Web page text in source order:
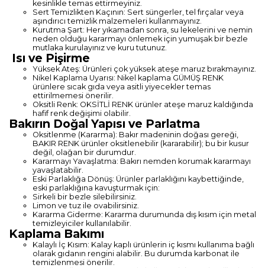
kesinlikle temas ettirmeyiniz.
Sert Temizlikten Kaçının: Sert süngerler, tel fırçalar veya
aşındırıcı temizlik malzemeleri kullanmayınız.
Kurutma Şart: Her yıkamadan sonra, su lekelerini ve nemin
neden olduğu kararmayı önlemek için yumuşak bir bezle
mutlaka kurulayınız ve kuru tutunuz.
Isı ve Pişirme
Yüksek Ateş: Ürünleri çok yüksek ateşe maruz bırakmayınız.
Nikel Kaplama Uyarısı: Nikel kaplama GÜMÜŞ RENK
ürünlere sıcak gıda veya asitli yiyecekler temas
ettirilmemesi önerilir.
Oksitli Renk: OKSİTLİ RENK ürünler ateşe maruz kaldığında
hafif renk değişimi olabilir.
Bakırın Doğal Yapısı ve Parlatma
Oksitlenme (Kararma): Bakır madeninin doğası gereği,
BAKIR RENK ürünler oksitlenebilir (kararabilir); bu bir kusur
değil, olağan bir durumdur.
Kararmayı Yavaşlatma: Bakırı nemden korumak kararmayı
yavaşlatabilir.
Eski Parlaklığa Dönüş: Ürünler parlaklığını kaybettiğinde,
eski parlaklığına kavuşturmak için:
Sirkeli bir bezle silebilirsiniz.
Limon ve tuz ile ovabilirsiniz.
Kararma Giderme: Kararma durumunda dış kısım için metal
temizleyiciler kullanılabilir.
Kaplama Bakımı
Kalaylı İç Kısım: Kalay kaplı ürünlerin iç kısmı kullanıma bağlı
olarak gıdanın rengini alabilir. Bu durumda karbonat ile
temizlenmesi önerilir.